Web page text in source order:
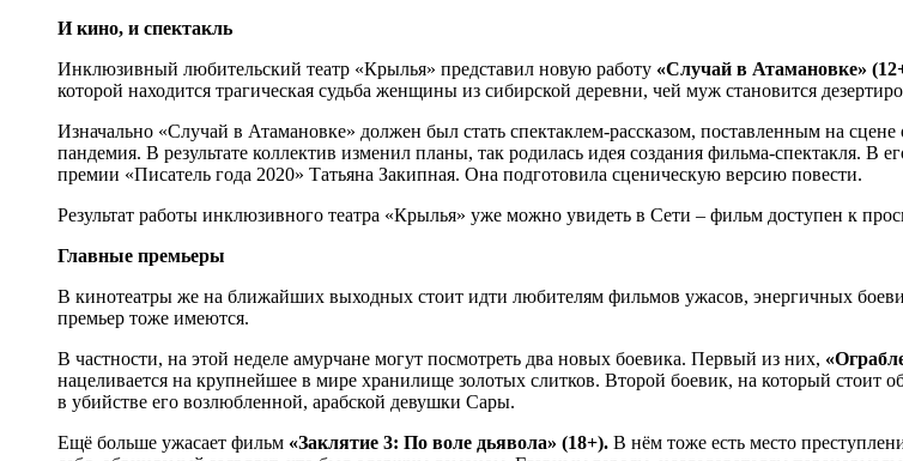
И кино, и спектакль
Инклюзивный любительский театр «Крылья» представил новую работу «Случай в Атамановке»
которой находится трагическая судьба женщины из сибирской деревни, чей муж становится
Изначально «Случай в Атамановке» должен был стать спектаклем-рассказом, поставленным на
пандемия. В результате коллектив изменил планы, так родилась идея создания фильма-спектакля. В
премии «Писатель года 2020» Татьяна Закипная. Она подготовила сценическую версию повести.
Результат работы инклюзивного театра «Крылья» уже можно увидеть в Сети – фильм доступен к
Главные премьеры
В кинотеатры же на ближайших выходных стоит идти любителям фильмов ужасов, энергичных
премьер тоже имеются.
В частности, на этой неделе амурчане могут посмотреть два новых боевика. Первый из них,
нацеливается на крупнейшее в мире хранилище золотых слитков. Второй боевик, на который стоит
в убийстве его возлюбленной, арабской девушки Сары.
Ещё больше ужасает фильм «Заклятие 3: По воле дьявола» (18+). В нём тоже есть место